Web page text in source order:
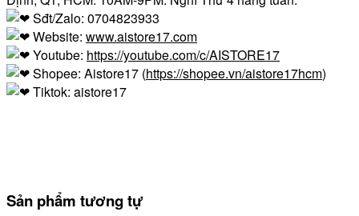
Sđt/Zalo: 0704823933
Website: www.aistore17.com
Youtube: https://youtube.com/c/AISTORE17
Shopee: Aistore17 (https://shopee.vn/aistore17hcm)
Tiktok: aistore17
Sản phẩm tương tự